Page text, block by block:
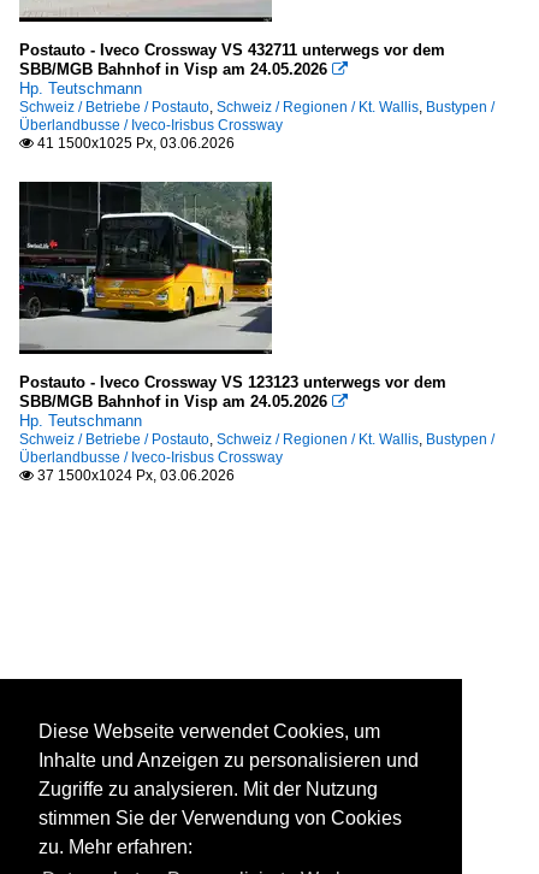
Postauto - Iveco Crossway VS 432711 unterwegs vor dem
SBB/MGB Bahnhof in Visp am 24.05.2026 
Hp. Teutschmann
Schweiz / Betriebe / Postauto Schweiz / Regionen / Kt. Wallis Bustypen /
Überlandbusse / Iveco-Irisbus Crossway
 41 1500x1025 Px, 03.06.2026
Postauto - Iveco Crossway VS 123123 unterwegs vor dem
SBB/MGB Bahnhof in Visp am 24.05.2026 
Hp. Teutschmann
Schweiz / Betriebe / Postauto Schweiz / Regionen / Kt. Wallis Bustypen /
Überlandbusse / Iveco-Irisbus Crossway
 37 1500x1024 Px, 03.06.2026
Diese Webseite verwendet Cookies, um
Inhalte und Anzeigen zu personalisieren und
Zugriffe zu analysieren. Mit der Nutzung
stimmen Sie der Verwendung von Cookies
zu. Mehr erfahren: